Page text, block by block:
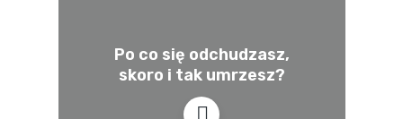
Po co się odchudzasz,
skoro i tak umrzesz?